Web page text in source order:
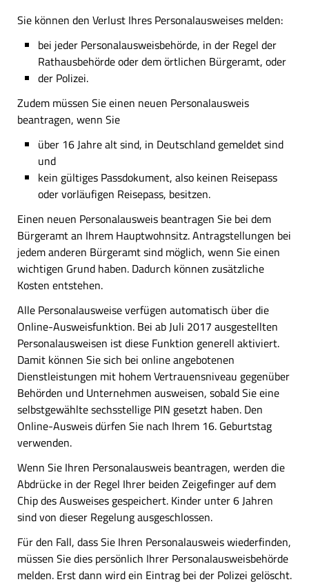
Sie können den Verlust Ihres Personalausweises melden:
bei jeder Personalausweisbehörde, in der Regel der
Rathausbehörde oder dem örtlichen Bürgeramt, oder
der Polizei.
Zudem müssen Sie einen neuen Personalausweis
beantragen, wenn Sie
über 16 Jahre alt sind, in Deutschland gemeldet sind
und
kein gültiges Passdokument, also keinen Reisepass
oder vorläufigen Reisepass, besitzen.
Einen neuen Personalausweis beantragen Sie bei dem
Bürgeramt an Ihrem Hauptwohnsitz. Antragstellungen bei
jedem anderen Bürgeramt sind möglich, wenn Sie einen
wichtigen Grund haben. Dadurch können zusätzliche
Kosten entstehen.
Alle Personalausweise verfügen automatisch über die
Online-Ausweisfunktion. Bei ab Juli 2017 ausgestellten
Personalausweisen ist diese Funktion generell aktiviert.
Damit können Sie sich bei online angebotenen
Dienstleistungen mit hohem Vertrauensniveau gegenüber
Behörden und Unternehmen ausweisen, sobald Sie eine
selbstgewählte sechsstellige PIN gesetzt haben. Den
Online-Ausweis dürfen Sie nach Ihrem 16. Geburtstag
verwenden.
Wenn Sie Ihren Personalausweis beantragen, werden die
Abdrücke in der Regel Ihrer beiden Zeigefinger auf dem
Chip des Ausweises gespeichert. Kinder unter 6 Jahren
sind von dieser Regelung ausgeschlossen.
Für den Fall, dass Sie Ihren Personalausweis wiederfinden,
müssen Sie dies persönlich Ihrer Personalausweisbehörde
melden. Erst dann wird ein Eintrag bei der Polizei gelöscht.